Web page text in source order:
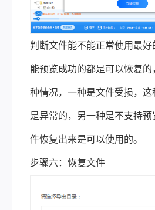
判断文件能不能正常使用最好
能预览成功的都是可以恢复
种情况，一种是文件受损，这
是异常的，另一种是不支持
件恢复出来是可以使用的。
步骤六：恢复文件